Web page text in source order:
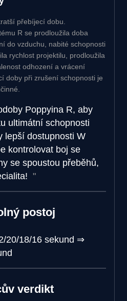
přebíjecí dobu.
R se prodloužila doba
do vzduchu, nabité schopnosti
rychlost projektilu, prodloužila
odhození a vrácení
doby při zrušení schopnosti je
Poppyina R, aby
ultimátní schopnosti
lepší dostupnosti W
kontrolovat boj se
se spoustou přeběhů,
postoj
20/18/16 sekund ⇒
verdikt